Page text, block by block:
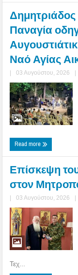
Δημητριάδος
Παναγία
Ναό Αγίας
| 03 Αυγούστου, 2026 |
Read more
Επίσκεψη
στον
| 03 Αυγούστου, 2026 |
Τεχ...